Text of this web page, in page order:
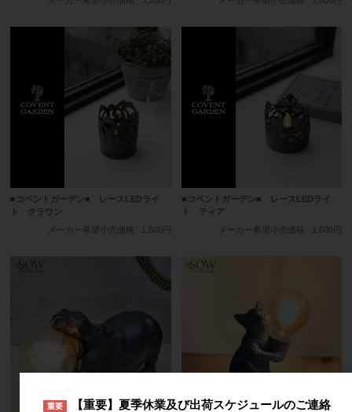
■コベントガーデン■ レースLEDライ
ト クラウン
メーカー希望小売価格
1,600円
■コベントガーデン■ レースLEDライ
ト ティア
メーカー希望小売価格
1,600円
重要 【重要】夏季休業及び出荷スケジュールのご連絡